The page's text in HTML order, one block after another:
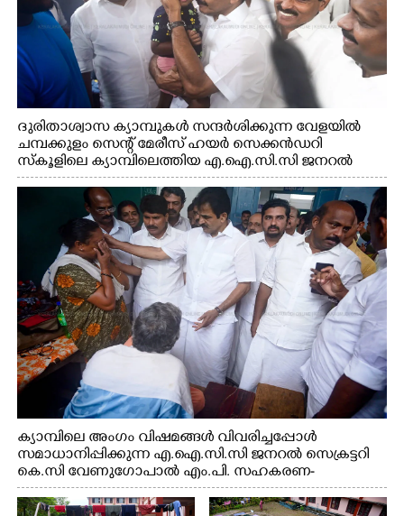
ദുരിതാശ്വാസ ക്യാമ്പുകൾ സന്ദർശിക്കുന്ന വേളയിൽ
ചമ്പക്കുളം സെന്റ് മേരീസ് ഹയർ സെക്കൻഡറി
സ്കൂളിലെ ക്യാമ്പിലെത്തിയ എ.ഐ.സി.സി ജനറൽ
സെക്രട്ടറി കെ.സി വേണുഗോപാൽ എം.പി കുരുന്നിനെ
എടുത്ത് ലാളിച്ചപ്പോൾ. സഹകരണ-എക്സൈസ്
വകുപ്പ് മന്ത്രി എം. ലിജു, കൃഷിവകുപ്പ് മന്ത്രി ടി. സിദ്ദിഖ്,
റെജി ചെറിയാൻ എം. എൽ. എ എന്നിവർ സമീപം
ക്യാമ്പിലെ അംഗം വിഷമങ്ങൾ വിവരിച്ചപ്പോൾ
സമാധാനിപ്പിക്കുന്ന എ.ഐ.സി.സി ജനറൽ സെക്രട്ടറി
കെ.സി വേണുഗോപാൽ എം.പി. സഹകരണ-
എക്സൈസ് വകുപ്പ് മന്ത്രി എം. ലിജു, എന്നിവർ